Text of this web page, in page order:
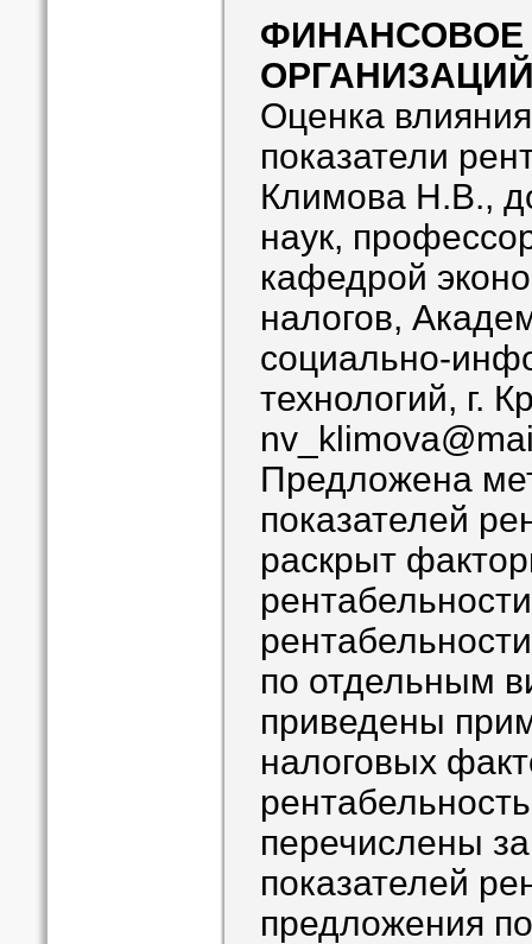
ФИНАНСОВОЕ
Оценка
показатели
Климова Н.В.,
наук,
кафедрой
налогов,
социально-
технологий, г.
Предложена
показателей
раскрыт
по отдельным
приведены
налоговых
перечислены
показателей
предложения